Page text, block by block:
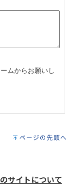
ページの先頭へ
サイトについて